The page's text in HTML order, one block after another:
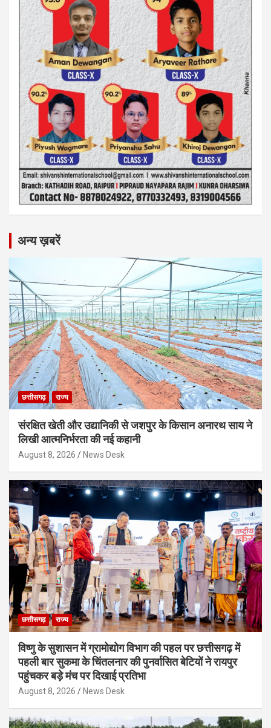
अन्य ख़बरें
छत्तीसगढ़ राज्य
संरक्षित खेती और उद्यानिकी से जशपुर के किसान अनारथ साय ने
लिखी आत्मनिर्भरता की नई कहानी
August 8, 2026 News Desk
छत्तीसगढ़ राज्य
विष्णु के सुशासन में ग्रामोद्योग विभाग की पहल पर छत्तीसगढ़ में
पहली बार सुकमा के चिंतलनार की पुनर्वासित बेटियों ने रायपुर
पहुंचकर बड़े मंच पर दिखाई प्रतिभा
August 8, 2026 News Desk